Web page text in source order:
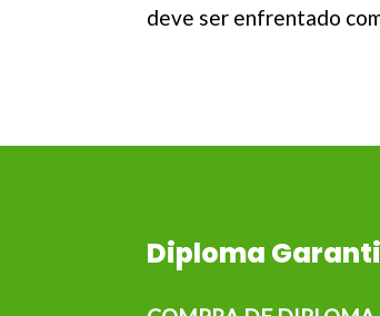
deve ser enfrentado
Diploma